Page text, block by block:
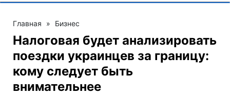
Главная » Бизнес
Налоговая будет анализировать
поездки украинцев за границу:
кому следует быть
внимательнее